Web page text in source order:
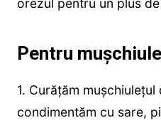
orezul pentru un plus
Pentru
1. Curățăm mușchiulețul
condimentăm cu sare,